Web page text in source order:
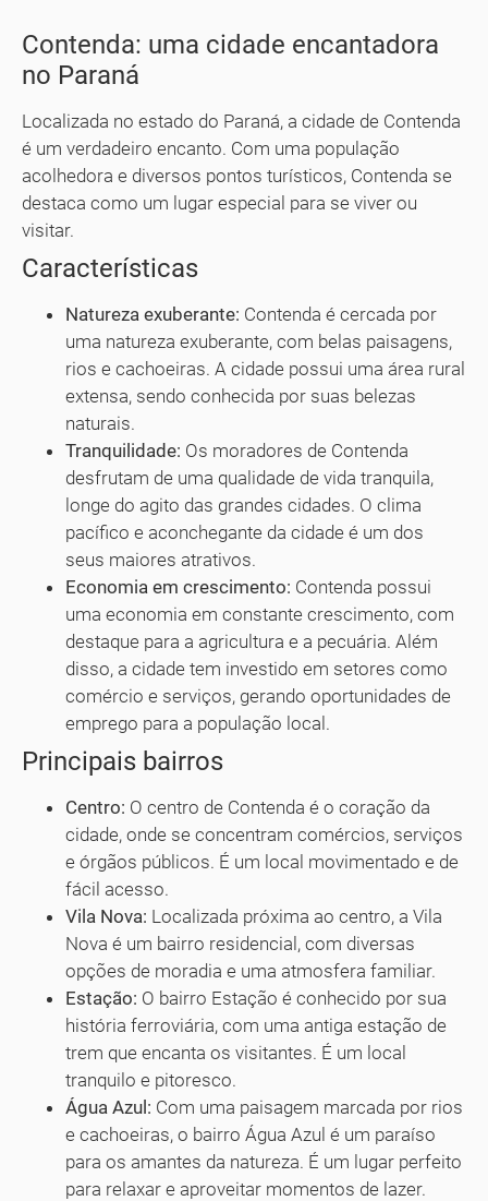
Contenda: uma cidade encantadora
no Paraná
Localizada no estado do Paraná, a cidade de Contenda
é um verdadeiro encanto. Com uma população
acolhedora e diversos pontos turísticos, Contenda se
destaca como um lugar especial para se viver ou
visitar.
Características
Natureza exuberante: Contenda é cercada por
uma natureza exuberante, com belas paisagens,
rios e cachoeiras. A cidade possui uma área rural
extensa, sendo conhecida por suas belezas
naturais.
Tranquilidade: Os moradores de Contenda
desfrutam de uma qualidade de vida tranquila,
longe do agito das grandes cidades. O clima
pacífico e aconchegante da cidade é um dos
seus maiores atrativos.
Economia em crescimento: Contenda possui
uma economia em constante crescimento, com
destaque para a agricultura e a pecuária. Além
disso, a cidade tem investido em setores como
comércio e serviços, gerando oportunidades de
emprego para a população local.
Principais bairros
Centro: O centro de Contenda é o coração da
cidade, onde se concentram comércios, serviços
e órgãos públicos. É um local movimentado e de
fácil acesso.
Vila Nova: Localizada próxima ao centro, a Vila
Nova é um bairro residencial, com diversas
opções de moradia e uma atmosfera familiar.
Estação: O bairro Estação é conhecido por sua
história ferroviária, com uma antiga estação de
trem que encanta os visitantes. É um local
tranquilo e pitoresco.
Água Azul: Com uma paisagem marcada por rios
e cachoeiras, o bairro Água Azul é um paraíso
para os amantes da natureza. É um lugar perfeito
para relaxar e aproveitar momentos de lazer.